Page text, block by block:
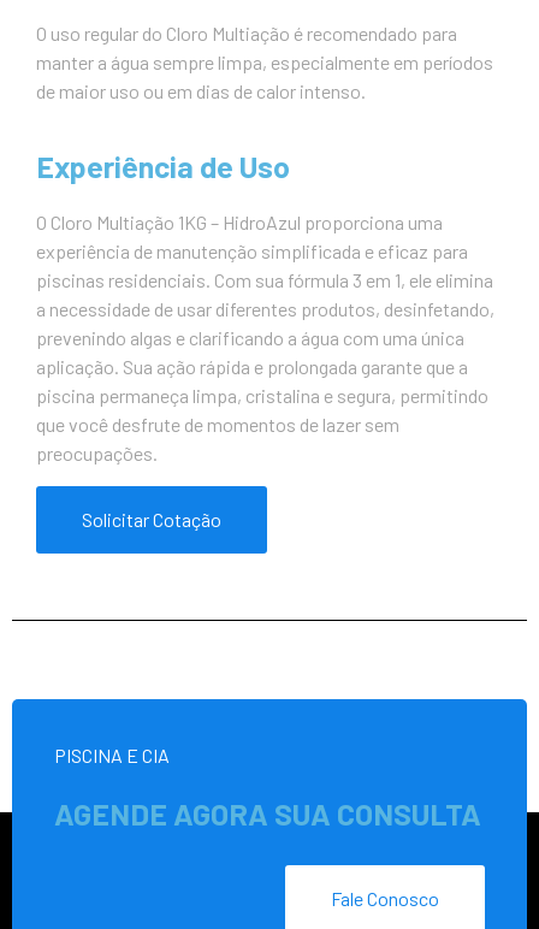
O uso regular do Cloro Multiação é recomendado para
manter a água sempre limpa, especialmente em períodos
de maior uso ou em dias de calor intenso.
Experiência de Uso
O Cloro Multiação 1KG – HidroAzul proporciona uma
experiência de manutenção simplificada e eficaz para
piscinas residenciais. Com sua fórmula 3 em 1, ele elimina
a necessidade de usar diferentes produtos, desinfetando,
prevenindo algas e clarificando a água com uma única
aplicação. Sua ação rápida e prolongada garante que a
piscina permaneça limpa, cristalina e segura, permitindo
que você desfrute de momentos de lazer sem
preocupações.
Solicitar Cotação
PISCINA E CIA
AGENDE AGORA SUA CONSULTA
Fale Conosco